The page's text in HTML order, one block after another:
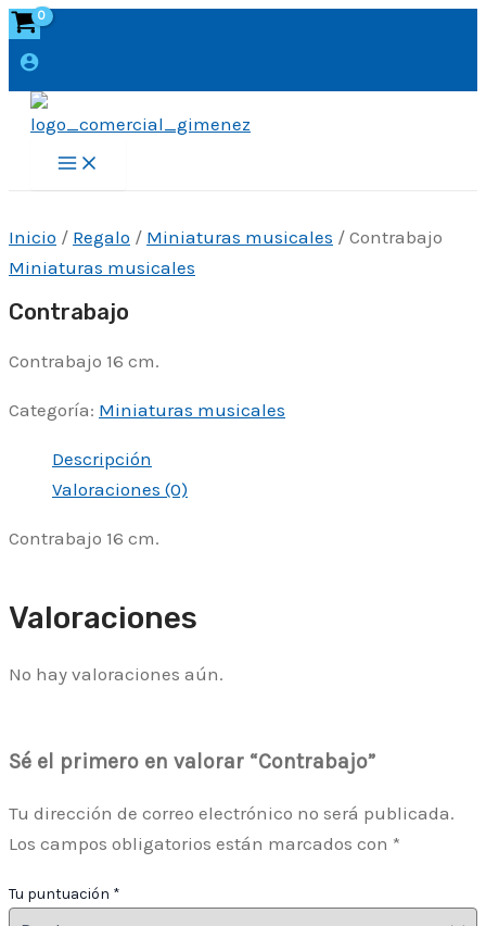
Ir
al
Main
Menu
Inicio / Regalo / Miniaturas musicales / Contrabajo
Miniaturas musicales
Contrabajo
Contrabajo 16 cm.
Categoría: Miniaturas musicales
Descripción
Valoraciones (0)
Contrabajo 16 cm.
Valoraciones
No hay valoraciones aún.
Sé el primero en valorar “Contrabajo”
Tu dirección de correo electrónico no será publicada.
Los campos obligatorios están marcados con *
Tu puntuación *